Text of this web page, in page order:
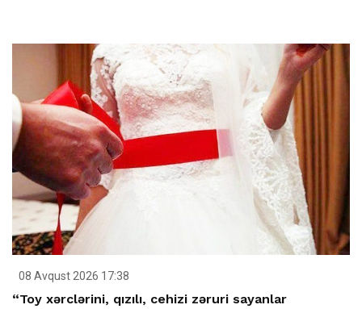
08 Avqust 2026 17:38
“Toy xərclərini, qızılı, cehizi zəruri sayanlar